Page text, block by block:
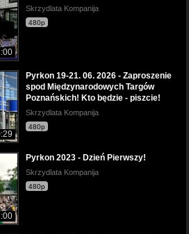
Skrzydlata Kompanija
480p
Pyrkon 19-21. 06. 2026 - Zaproszenie
spod Międzynarodowych Targów
Poznańskich! Kto będzie - piszcie!
Skrzydlata Kompanija
480p
Pyrkon 2023 - Dzień Pierwszy!
Skrzydlata Kompanija
480p